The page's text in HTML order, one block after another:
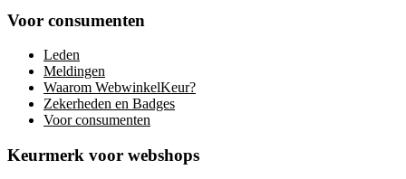
Voor consumenten
Leden
Meldingen
Waarom WebwinkelKeur?
Zekerheden en Badges
Voor consumenten
Keurmerk voor webshops